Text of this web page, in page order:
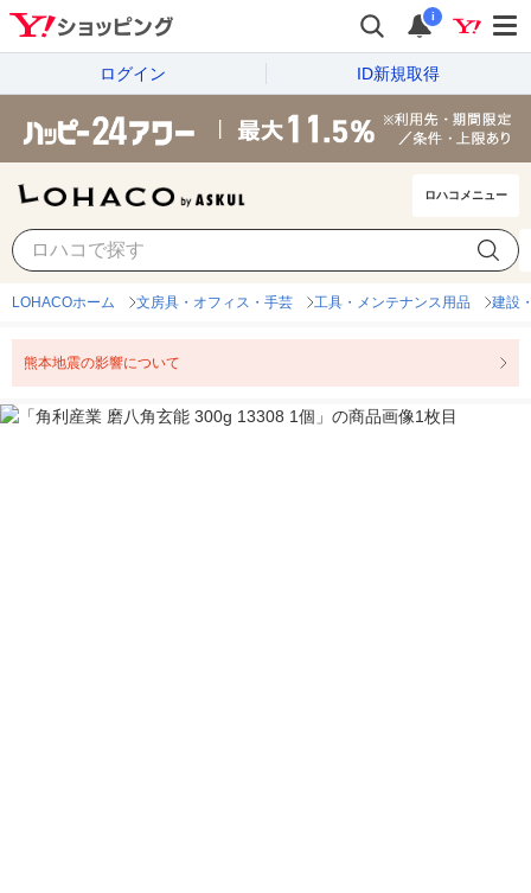
i
ログイン ID新規取得
ロハコメニュー
LOHACOホーム 文房具・オフィス・手芸 工具・メンテナンス用品 建設
熊本地震の影響について